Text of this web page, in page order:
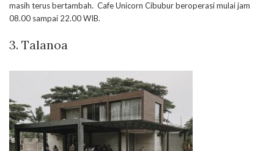
masih terus bertambah. Cafe Unicorn Cibubur beroperasi mulai jam
08.00 sampai 22.00 WIB.
3. Talanoa